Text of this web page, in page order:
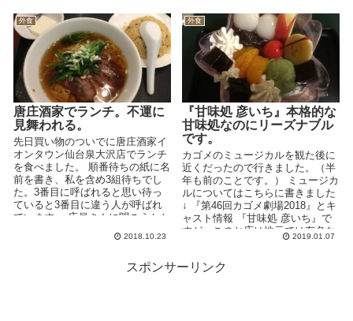
外食
唐庄酒家でランチ。不運に
見舞われる。
先日買い物のついでに唐庄酒家イ
オンタウン仙台泉大沢店でランチ
を食べました。 順番待ちの紙に名
前を書き、私を含め3組待ちでし
た。3番目に呼ばれると思い待っ
ていると3番目に違う人が呼ばれ
ています。 店員さんに聞こうかと
2018.10.23
外食
『甘味処 彦いち』本格的な
甘味処なのにリーズナブル
です。
カゴメのミュージカルを観た後に
近くだったので行きました。（半
年も前のことです。） ミュージカ
ルについてはこちらに書きました
↓ 『第46回カゴメ劇場2018』とキ
ャスト情報 『甘味処 彦いち』で
すが、このお店は地元では有名な
2019.01.07
スポンサーリンク